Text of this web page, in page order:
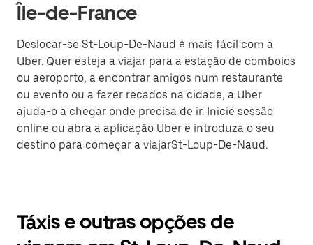
Île-de-France
Deslocar-se St-Loup-De-Naud é mais fácil com a
Uber. Quer esteja a viajar para a estação de comboios
ou aeroporto, a encontrar amigos num restaurante
ou evento ou a fazer recados na cidade, a Uber
ajuda-o a chegar onde precisa de ir. Inicie sessão
online ou abra a aplicação Uber e introduza o seu
destino para começar a viajarSt-Loup-De-Naud.
Táxis e outras opções de